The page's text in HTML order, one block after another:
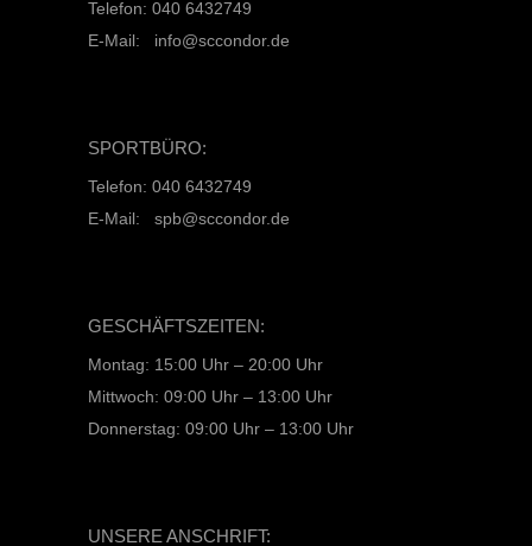
Telefon: 040 6432749
E-Mail: info@sccondor.de
SPORTBÜRO:
Telefon: 040 6432749
E-Mail: spb@sccondor.de
GESCHÄFTSZEITEN:
Montag: 15:00 Uhr – 20:00 Uhr
Mittwoch: 09:00 Uhr – 13:00 Uhr
Donnerstag: 09:00 Uhr – 13:00 Uhr
UNSERE ANSCHRIFT: